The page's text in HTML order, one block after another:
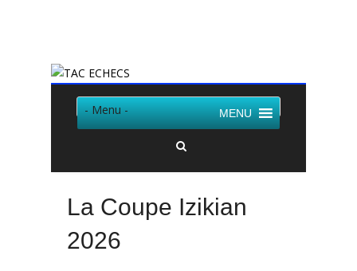
- Menu - MENU
La Coupe Izikian
2026